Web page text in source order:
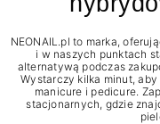
NEONAIL.pl to marka,
i w naszych punktach
alternatywą podczas
Wystarczy kilka minut,
manicure i pedicure.
stacjonarnych, gdzie